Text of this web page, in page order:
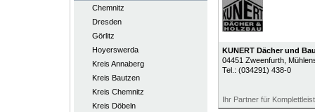
Chemnitz
Dresden
Görlitz
Hoyerswerda
Kreis Annaberg
Kreis Bautzen
Kreis Chemnitz
Kreis Döbeln
KUNERT Dächer und
04451 Zweenfurth,
Tel.: (034291) 438-0
Ihr Partner für